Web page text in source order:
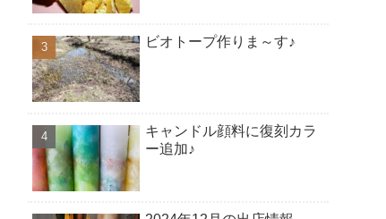
ビオトープ作りま～す♪
キャンドル顔料に復刻カラ
ー追加♪